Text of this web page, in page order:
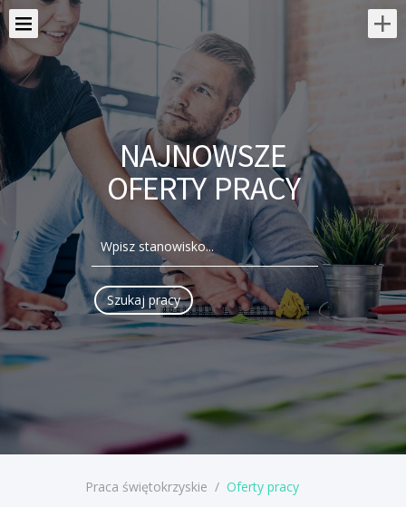
NAJNOWSZE
OFERTY PRACY
Praca świętokrzyskie / Oferty pracy